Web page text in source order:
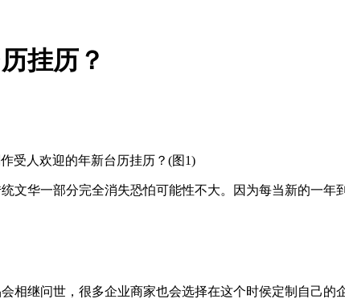
历？
文华一部分完全消失恐怕可能性不大。因为每当新的一
相继问世，很多企业商家也会选择在这个时侯定制自己的